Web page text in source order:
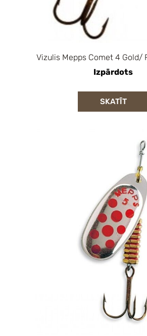
Vizulis Mepps Comet 4 Gold/
Izpārdots
SKATĪT